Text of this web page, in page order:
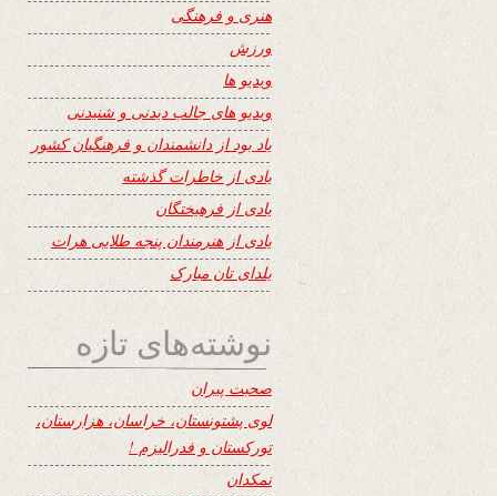
هنری و فرهنگی
ورزش
ویدیو ها
ویدیو های جالب دیدنی و شنیدنی
یاد بود از دانشمندان و فرهنگیان کشور
یادی از خاطرات گذشته
یادی از فرهیختگان
یادی از هنرمندان پنجه طلایی هرات
یلدای تان مبارک
نوشته‌های تازه
صحبت پیران
لوی پشتونستان، خراسان، هزارستان،
تورکستان و فدرالیزم !
نمکدان